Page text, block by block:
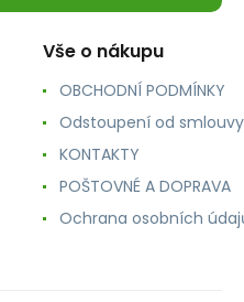
Vše o nákupu
OBCHODNÍ PODMÍNKY
Odstoupení od smlouvy
KONTAKTY
POŠTOVNÉ A DOPRAVA
Ochrana osobních